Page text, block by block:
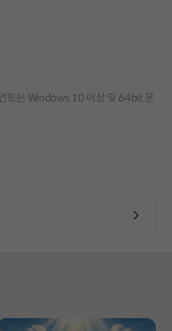
트는 Windows 10 이상 및 64bit 운